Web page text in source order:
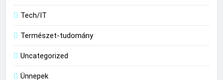
Tech/IT
Természet-tudomány
Uncategorized
Ünnepek